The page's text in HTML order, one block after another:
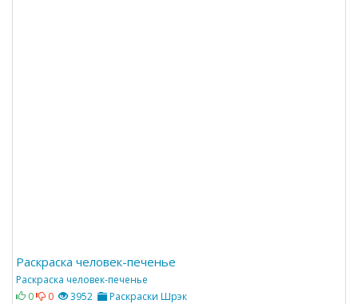
Раскраска человек-печенье
Раскраска человек-печенье
0
0 3952 Раскраски Шрэк